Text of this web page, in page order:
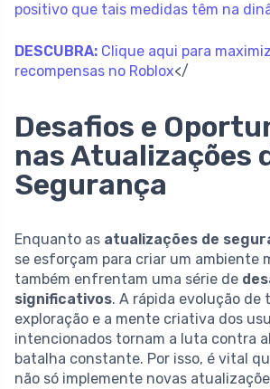
positivo que tais medidas têm na
DESCUBRA: Clique aqui para
recompensas no Roblox</
Desafios e
nas Atualizações
Segurança
Enquanto as atualizações de
se esforçam para criar um ambiente
também enfrentam uma série de
significativos. A rápida evolução de
exploração e a mente criativa dos
intencionados tornam a luta contra
batalha constante. Por isso, é vital
não só implemente novas